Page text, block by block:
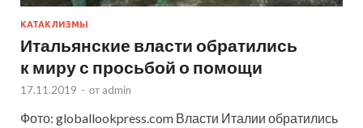
КАТАКЛИЗМЫ
Итальянские власти обратились
к миру с просьбой о помощи
17.11.2019 - от admin
Фото: globallookpress.com Власти Италии обратились